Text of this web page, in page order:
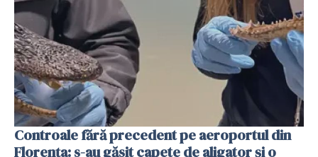
Controale fără precedent pe aeroportul din
Florența: s-au găsit capete de aligator și o